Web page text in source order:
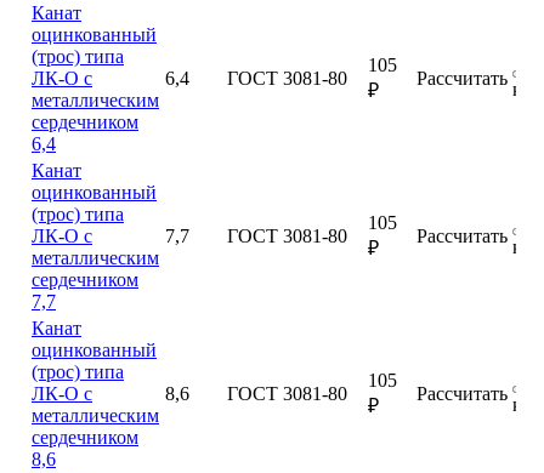
Канат
оцинкованный
(трос) типа
ЛК-О с
металлическим
сердечником
6,4
6,4 ГОСТ 3081-80
105
₽
Рассчитать
Канат
оцинкованный
(трос) типа
ЛК-О с
металлическим
сердечником
7,7
7,7 ГОСТ 3081-80
105
₽
Рассчитать
Канат
оцинкованный
(трос) типа
ЛК-О с
металлическим
сердечником
8,6
8,6 ГОСТ 3081-80
105
₽
Рассчитать